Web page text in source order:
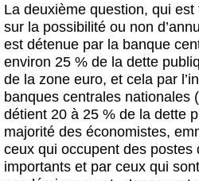
La deuxième question, qui
sur la possibilité ou non
est détenue par la banque
environ 25 % de la dette
de la zone euro, et cela par
banques centrales nationales
détient 20 à 25 % de la dette
majorité des économistes,
ceux qui occupent des postes
importants et par ceux qui